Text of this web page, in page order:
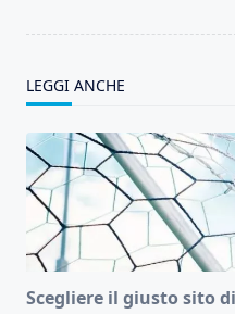
LEGGI ANCHE
Scegliere il giusto sito